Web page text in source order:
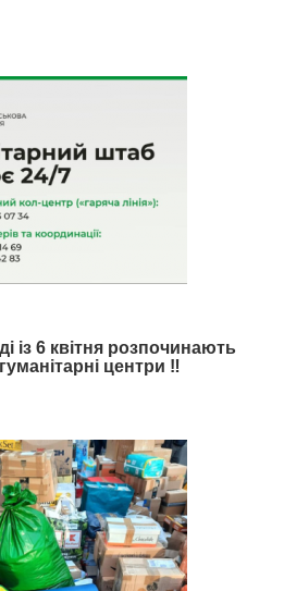
із 6 квітня розпочинають
центри ‼️